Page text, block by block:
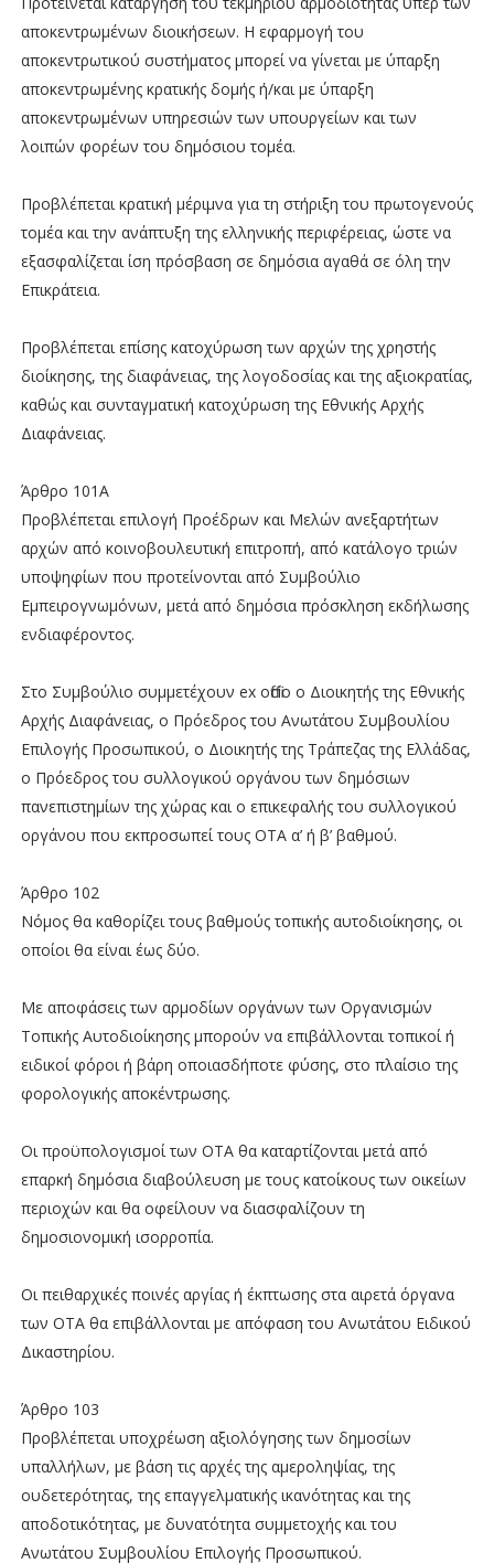
αποκεντρωμένων διοικήσεων. Η εφαρμογή του
αποκεντρωτικού συστήματος μπορεί να γίνεται με ύπαρξη
αποκεντρωμένης κρατικής δομής ή/και με ύπαρξη
αποκεντρωμένων υπηρεσιών των υπουργείων και των
λοιπών φορέων του δημόσιου τομέα.
Προβλέπεται κρατική μέριμνα για τη στήριξη του πρωτογενούς
τομέα και την ανάπτυξη της ελληνικής περιφέρειας, ώστε να
εξασφαλίζεται ίση πρόσβαση σε δημόσια αγαθά σε όλη την
Επικράτεια.
Προβλέπεται επίσης κατοχύρωση των αρχών της χρηστής
διοίκησης, της διαφάνειας, της λογοδοσίας και της αξιοκρατίας,
καθώς και συνταγματική κατοχύρωση της Εθνικής Αρχής
Διαφάνειας.
Άρθρο 101Α
Προβλέπεται επιλογή Προέδρων και Μελών ανεξαρτήτων
αρχών από κοινοβουλευτική επιτροπή, από κατάλογο τριών
υποψηφίων που προτείνονται από Συμβούλιο
Εμπειρογνωμόνων, μετά από δημόσια πρόσκληση εκδήλωσης
ενδιαφέροντος.
Στο Συμβούλιο συμμετέχουν ex officio ο Διοικητής της Εθνικής
Αρχής Διαφάνειας, ο Πρόεδρος του Ανωτάτου Συμβουλίου
Επιλογής Προσωπικού, ο Διοικητής της Τράπεζας της Ελλάδας,
ο Πρόεδρος του συλλογικού οργάνου των δημόσιων
πανεπιστημίων της χώρας και ο επικεφαλής του συλλογικού
οργάνου που εκπροσωπεί τους ΟΤΑ α’ ή β’ βαθμού.
Άρθρο 102
Νόμος θα καθορίζει τους βαθμούς τοπικής αυτοδιοίκησης, οι
οποίοι θα είναι έως δύο.
Με αποφάσεις των αρμοδίων οργάνων των Οργανισμών
Τοπικής Αυτοδιοίκησης μπορούν να επιβάλλονται τοπικοί ή
ειδικοί φόροι ή βάρη οποιασδήποτε φύσης, στο πλαίσιο της
φορολογικής αποκέντρωσης.
Οι προϋπολογισμοί των ΟΤΑ θα καταρτίζονται μετά από
επαρκή δημόσια διαβούλευση με τους κατοίκους των οικείων
περιοχών και θα οφείλουν να διασφαλίζουν τη
δημοσιονομική ισορροπία.
Οι πειθαρχικές ποινές αργίας ή έκπτωσης στα αιρετά όργανα
των ΟΤΑ θα επιβάλλονται με απόφαση του Ανωτάτου Ειδικού
Δικαστηρίου.
Άρθρο 103
Προβλέπεται υποχρέωση αξιολόγησης των δημοσίων
υπαλλήλων, με βάση τις αρχές της αμεροληψίας, της
ουδετερότητας, της επαγγελματικής ικανότητας και της
αποδοτικότητας, με δυνατότητα συμμετοχής και του
Ανωτάτου Συμβουλίου Επιλογής Προσωπικού.